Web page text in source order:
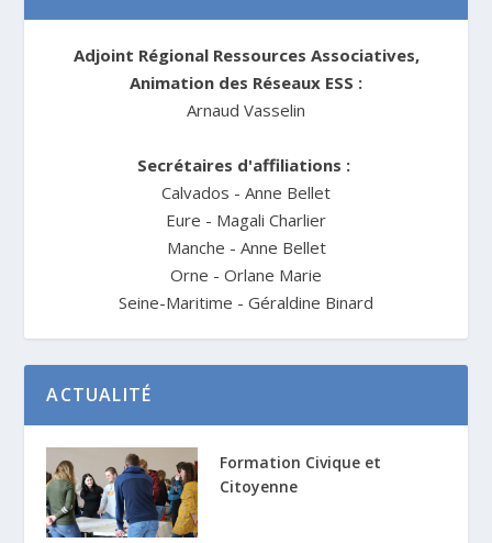
Adjoint Régional Ressources Associatives,
Animation des Réseaux ESS :
Arnaud Vasselin
Secrétaires d'affiliations :
Calvados - Anne Bellet
Eure - Magali Charlier
Manche - Anne Bellet
Orne - Orlane Marie
Seine-Maritime - Géraldine Binard
ACTUALITÉ
Formation Civique et
Citoyenne